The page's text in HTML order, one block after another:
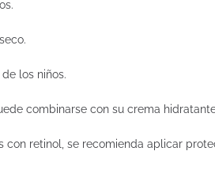
los niños.
combinarse con su crema
con retinol, se recomienda aplicar